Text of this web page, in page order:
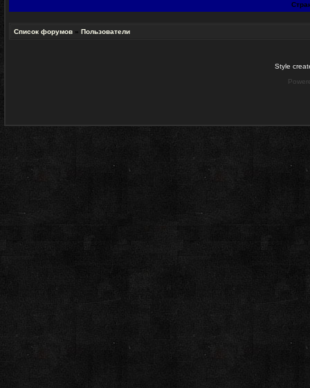
Список форумов » Пользователи
Style